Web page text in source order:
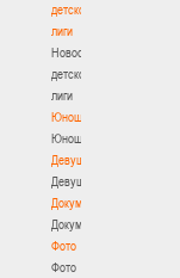
детской
лиги
Новости
детской
лиги
Юноши
Юноши
Девушки
Девушки
Документы
Документы
Фото
Фото